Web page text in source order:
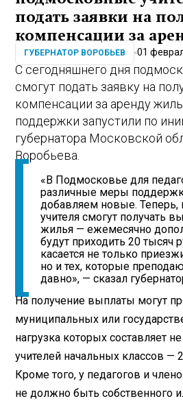
подать заявки на
компенсации за
ГУБЕРНАТОР ВОРОБЬЕВ 01
С сегодняшнего дня
смогут подать заявку на
компенсации за аренду
поддержки запустили по
губернатора Московской
Воробьева.
«В Подмосковье для
различные меры
добавляем новые. Теперь,
учителя смогут получать
жилья — ежемесячно
будут приходить 20 тысяч
касается не только
но и тех, которые
давно», — сказал
На получение выплаты могут
муниципальных или
нагрузка которых составляет
учителей начальных классов —
Кроме того, у педагогов и
не должно быть собственного